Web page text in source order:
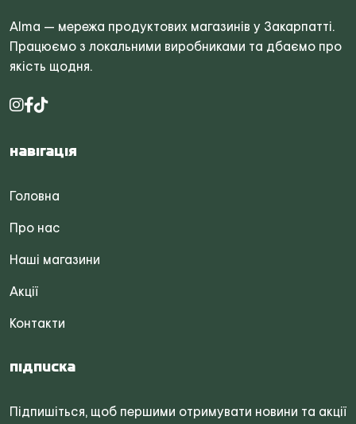
Alma — мережа продуктових магазинів у Закарпатті.
Працюємо з локальними виробниками та дбаємо про
якість щодня.
Навігація
Головна
Про нас
Наші магазини
Акції
Контакти
Підписка
Підпишіться, щоб першими отримувати новини та акції